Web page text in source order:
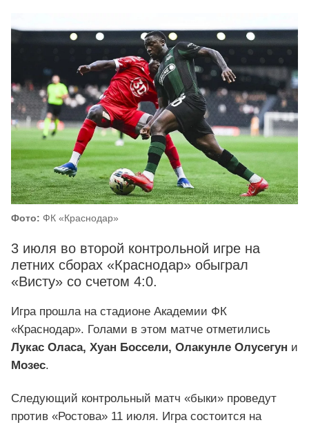
Фото: ФК «Краснодар»
3 июля во второй контрольной игре на
летних сборах «Краснодар» обыграл
«Висту» со счетом 4:0.
Игра прошла на стадионе Академии ФК
«Краснодар». Голами в этом матче отметились
Лукас Оласа, Хуан Боссели, Олакунле Олусегун и
Мозес.
Следующий контрольный матч «быки» проведут
против «Ростова» 11 июля. Игра состоится на